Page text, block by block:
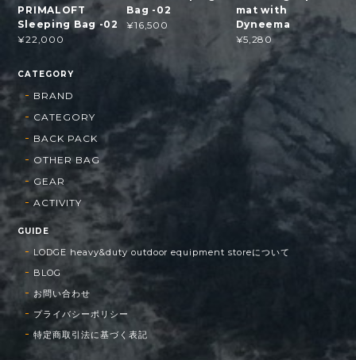
PRIMALOFT
Sleeping Bag -02
¥22,000
Bag -02
¥16,500
mat with
Dyneema
¥5,280
CATEGORY
BRAND
CATEGORY
BACK PACK
OTHER BAG
GEAR
ACTIVITY
GUIDE
LODGE heavy&duty outdoor equipment storeについて
BLOG
お問い合わせ
プライバシーポリシー
特定商取引法に基づく表記